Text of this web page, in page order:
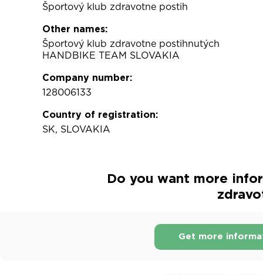
Športový klub zdravotne postih
Other names:
Športový klub zdravotne postihnutých
HANDBIKE TEAM SLOVAKIA
Company number:
128006133
Country of registration:
SK, SLOVAKIA
Do you want more
Get more